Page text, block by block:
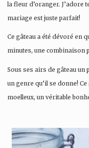
la fleur d’oranger. J’adore
mariage est juste parfait!
Ce gâteau a été dévoré en
minutes, une combinaison
Sous ses airs de gâteau un
un genre qu’il se donne!
moelleux, un véritable